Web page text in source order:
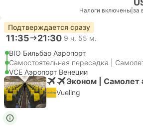
Налоги включены за
Подтверждается сразу
11:35 21:30 9 ч. 55 м.
BIO Бильбао Аэропорт
Самостоятельная пересадка |
VCE Аэропорт Венеции
Эконом | Самолет
Vueling